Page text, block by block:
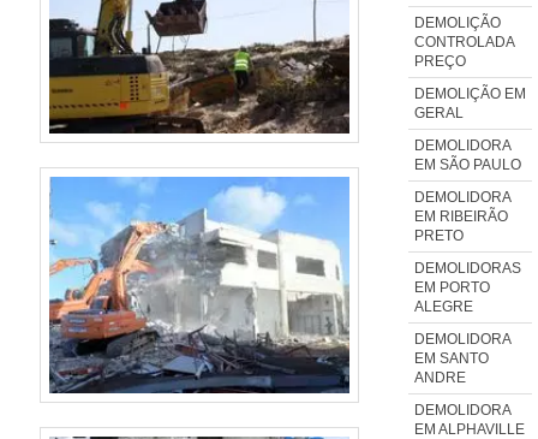
com materiais sofisticados. Tudo
isso, somado a uma equipe
multidisciplinar de consultores
associados e profissionais com
vasta experiência nas diversas
áreas de atuação, comprova sua
essência de trazer o melhor para
todos os clientes..
DEMOLIÇÃO
CONTROLADA
PREÇO
DEMOLIÇÃO EM
GERAL
DEMOLIDORA
EM SÃO PAULO
DEMOLIDORA
EM RIBEIRÃO
PRETO
DEMOLIDORAS
EM PORTO
ALEGRE
DEMOLIDORA
EM SANTO
ANDRE
DEMOLIDORA
EM ALPHAVILLE